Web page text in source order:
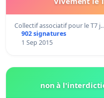
Collectif associatif pour le T7
902 signatures
1 Sep 2015
non à